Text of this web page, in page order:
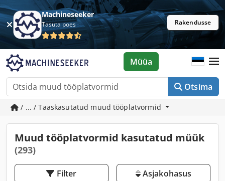
Machineseeker
Tasuta poes Rakendusse
Otsima
Müüa
/ ... / Taaskasutatud muud tööplatvormid
Muud tööplatvormid kasutatud müük
(293)
Filter Asjakohasus